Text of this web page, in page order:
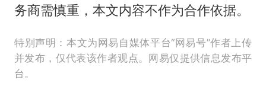
务商需慎重，本文内容不作为合作依据。
特别声明：本文为网易自媒体平台“网易号”作者上传
并发布，仅代表该作者观点。网易仅提供信息发布平
台。